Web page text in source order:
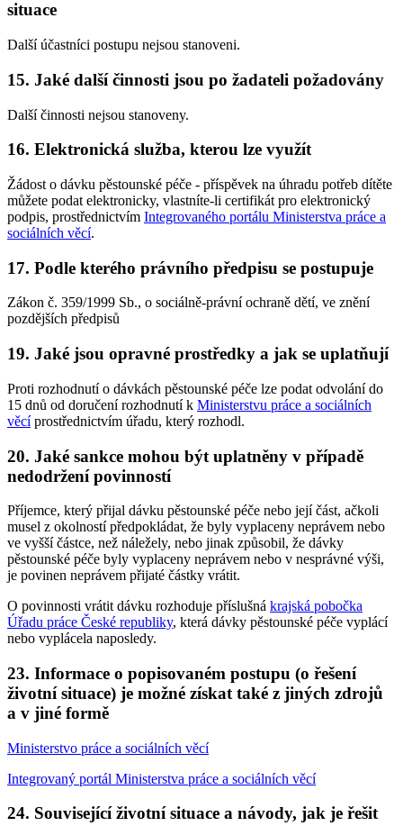
situace
Další účastníci postupu nejsou stanoveni.
15. Jaké další činnosti jsou po žadateli požadovány
Další činnosti nejsou stanoveny.
16. Elektronická služba, kterou lze využít
Žádost o dávku pěstounské péče - příspěvek na úhradu potřeb dítěte
můžete podat elektronicky, vlastníte-li certifikát pro elektronický
podpis, prostřednictvím Integrovaného portálu Ministerstva práce a
sociálních věcí.
17. Podle kterého právního předpisu se postupuje
Zákon č. 359/1999 Sb., o sociálně-právní ochraně dětí, ve znění
pozdějších předpisů
19. Jaké jsou opravné prostředky a jak se uplatňují
Proti rozhodnutí o dávkách pěstounské péče lze podat odvolání do
15 dnů od doručení rozhodnutí k Ministerstvu práce a sociálních
věcíprostřednictvím úřadu, který rozhodl.
20. Jaké sankce mohou být uplatněny v případě
nedodržení povinností
Příjemce, který přijal dávku pěstounské péče nebo její část, ačkoli
musel z okolností předpokládat, že byly vyplaceny neprávem nebo
ve vyšší částce, než náležely, nebo jinak způsobil, že dávky
pěstounské péče byly vyplaceny neprávem nebo v nesprávné výši,
je povinen neprávem přijaté částky vrátit.
O povinnosti vrátit dávku rozhoduje příslušná krajská pobočka
Úřadu práce České republiky, která dávky pěstounské péče vyplácí
nebo vyplácela naposledy.
23. Informace o popisovaném postupu (o řešení
životní situace) je možné získat také z jiných zdrojů
a v jiné formě
Ministerstvo práce a sociálních věcí
Integrovaný portál Ministerstva práce a sociálních věcí
24. Související životní situace a návody, jak je řešit